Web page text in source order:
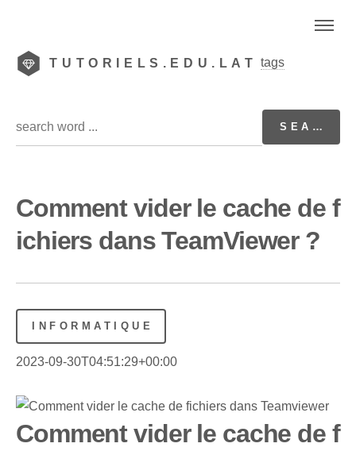
TUTORIELS.EDU.LAT tags
Comment vider le cache de f
ichiers dans TeamViewer ?
INFORMATIQUE
2023-09-30T04:51:29+00:00
Comment vider le cache de f